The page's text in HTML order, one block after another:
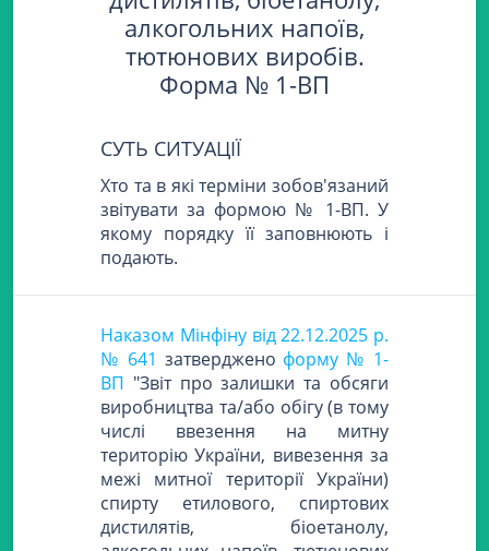
алкогольних напоїв,
тютюнових виробів.
Форма № 1-ВП
СУТЬ СИТУАЦІЇ
Хто та в які терміни зобов'язаний
звітувати за формою № 1-ВП. У
якому порядку її заповнюють і
подають.
Наказом Мінфіну від 22.12.2025 р.
№ 641 затверджено форму № 1-
ВП "Звіт про залишки та обсяги
виробництва та/або обігу (в тому
числі ввезення на митну
територію України, вивезення за
межі митної території України)
спирту етилового, спиртових
дистилятів, біоетанолу,